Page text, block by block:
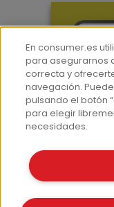
Corpus
En consumer.es
para asegurarnos
correcta y
navegación.
pulsando el botón
para elegir
necesidades.